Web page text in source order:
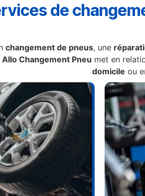
de
changement de pneus, une
Allo Changement Pneu met en
domicile ou